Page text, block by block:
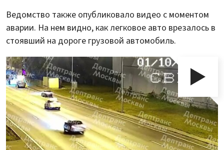
Ведомство также опубликовало видео с моментом
аварии. На нем видно, как легковое авто врезалось в
стоявший на дороге грузовой автомобиль.